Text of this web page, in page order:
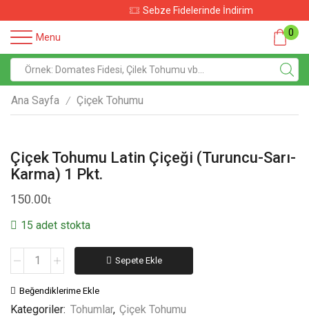
Sebze Fidelerinde İndirim
Menu 0
Ana Sayfa / Çiçek Tohumu
Çiçek Tohumu Latin Çiçeği (Turuncu-Sarı-
Karma) 1 Pkt.
150.00
15 adet stokta
Sepete Ekle
Beğendiklerime Ekle
Kategoriler: Tohumlar, Çiçek Tohumu